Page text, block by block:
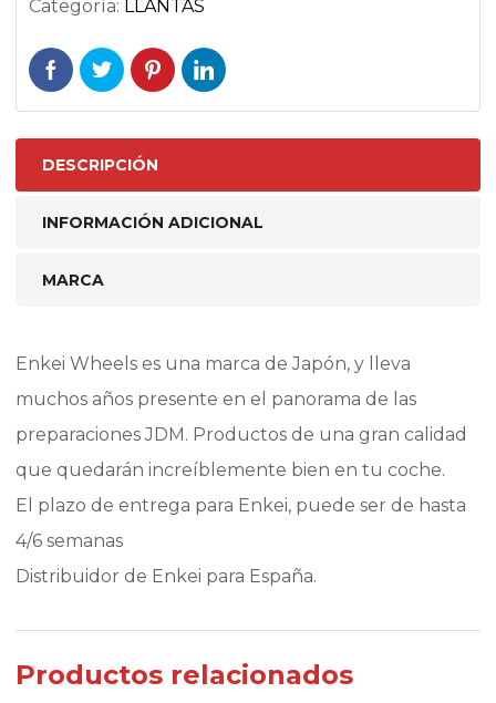
Categoría: LLANTAS
DESCRIPCIÓN
INFORMACIÓN ADICIONAL
MARCA
Enkei Wheels es una marca de Japón, y lleva
muchos años presente en el panorama de las
preparaciones JDM. Productos de una gran calidad
que quedarán increíblemente bien en tu coche.
El plazo de entrega para Enkei, puede ser de hasta
4/6 semanas
Distribuidor de Enkei para España.
Productos relacionados